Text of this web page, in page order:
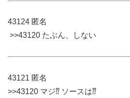
43124 匿名
>>43120 たぶん、しない
43121 匿名
>>43120 マジ⁇ ソースは⁇